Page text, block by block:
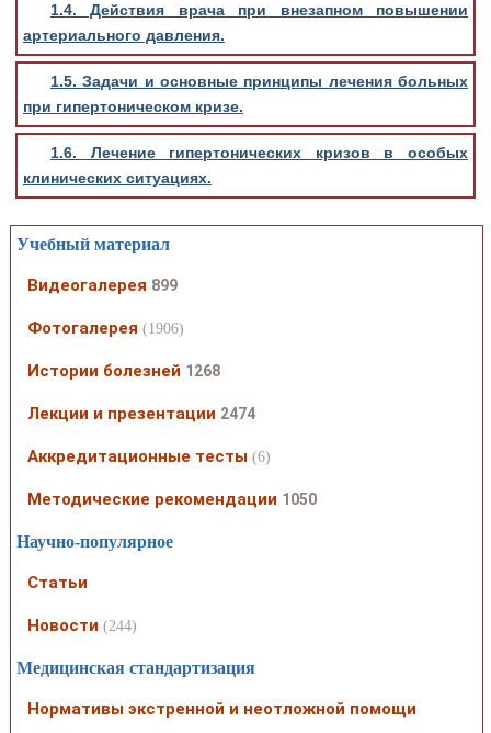
1.4. Действия врача при внезапном повышении
артериального давления.
1.5. Задачи и основные принципы лечения больных
при гипертоническом кризе.
1.6. Лечение гипертонических кризов в особых
клинических ситуациях.
Учебный материал
Видеогалерея 899
Фотогалерея (1906)
Истории болезней 1268
Лекции и презентации 2474
Аккредитационные тесты (6)
Методические рекомендации 1050
Научно-популярное
Статьи
Новости (244)
Медицинская стандартизация
Нормативы экстренной и неотложной помощи